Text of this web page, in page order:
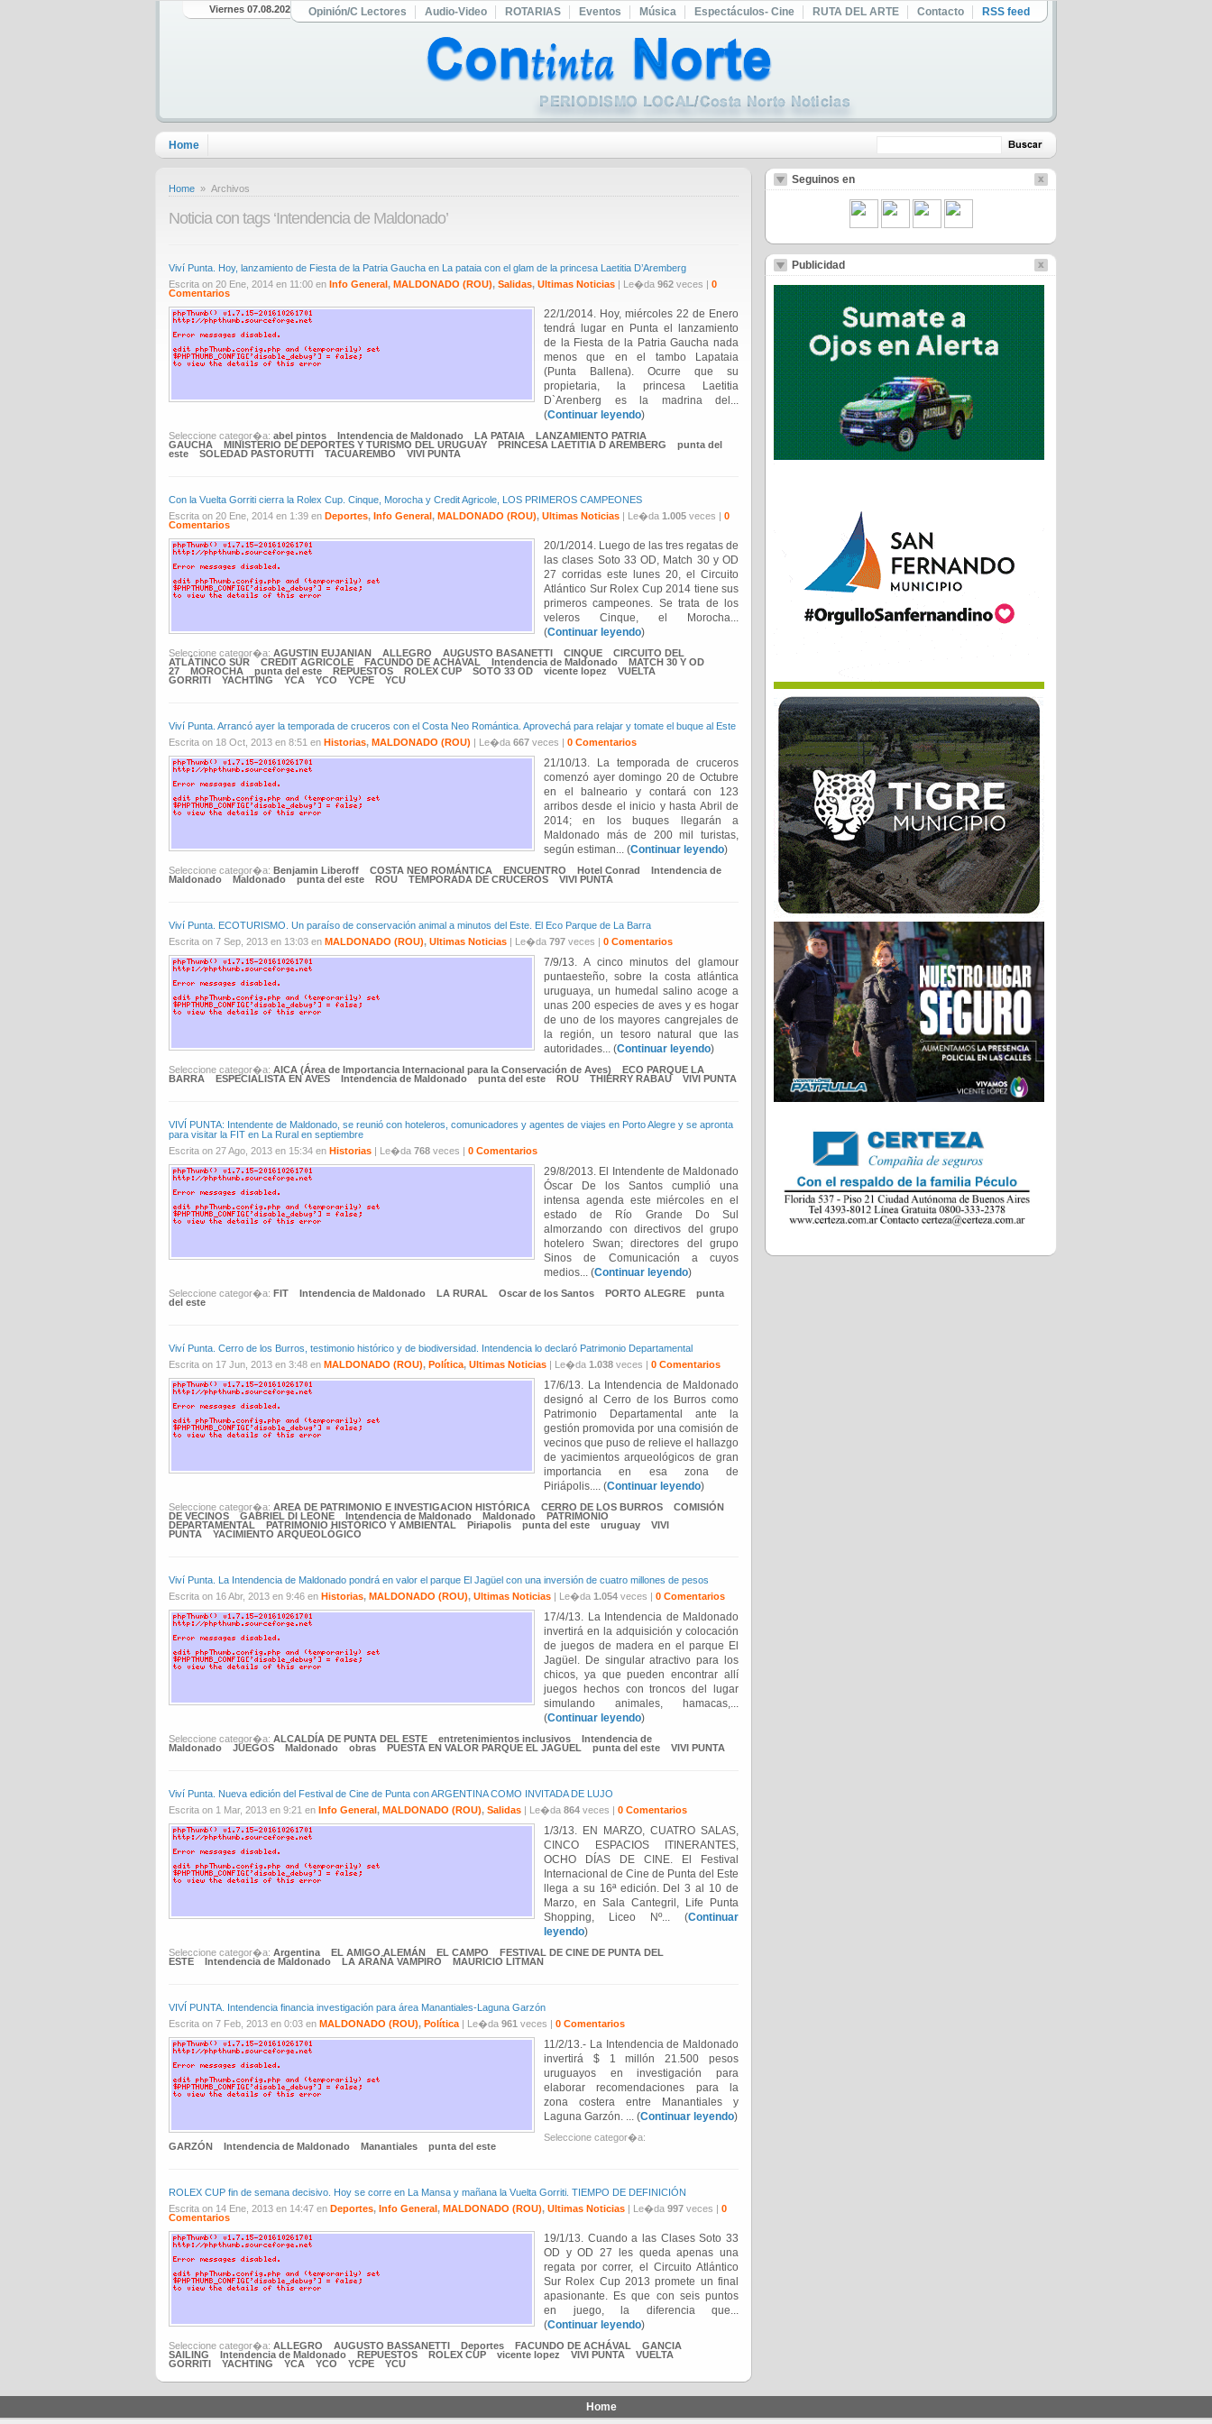
Viernes 07.08.2026 Opinión/C Lectores Audio-Video ROTARIAS Eventos Música Espectáculos- Cine RUTA DEL ARTE Contacto RSS feed
Home
Home » Archivos
Noticia con tags ‘Intendencia de Maldonado’
Viví Punta. Hoy, lanzamiento de Fiesta de la Patria Gaucha en La pataia con el glam de la princesa Laetitia D’Aremberg
Escrita on 20 Ene, 2014 en 11:00 en Info General, MALDONADO (ROU), Salidas, Ultimas Noticias | Le�da 962 veces | 0
Comentarios
22/1/2014. Hoy, miércoles 22 de Enero
tendrá lugar en Punta el lanzamiento
de la Fiesta de la Patria Gaucha nada
menos que en el tambo Lapataia
(Punta Ballena). Ocurre que su
propietaria, la princesa Laetitia
D`Arenberg es la madrina del...
(Continuar leyendo)
Seleccione categor�a: abel pintos Intendencia de Maldonado LA PATAIA
LANZAMIENTO PATRIA
GAUCHA
MINISTERIO DE DEPORTES Y TURISMO DEL URUGUAY PRINCESA LAETITIA D AREMBERG
punta del
este
SOLEDAD PASTORUTTI TACUAREMBO VIVI PUNTA
Con la Vuelta Gorriti cierra la Rolex Cup. Cinque, Morocha y Credit Agricole, LOS PRIMEROS CAMPEONES
Escrita on 20 Ene, 2014 en 1:39 en Deportes, Info General, MALDONADO (ROU), Ultimas Noticias | Le�da 1.005 veces | 0
Comentarios
20/1/2014. Luego de las tres regatas de
las clases Soto 33 OD, Match 30 y OD
27 corridas este lunes 20, el Circuito
Atlántico Sur Rolex Cup 2014 tiene sus
primeros campeones. Se trata de los
veleros Cinque, el Morocha...
(Continuar leyendo)
Seleccione categor�a: AGUSTIN EUJANIAN ALLEGRO AUGUSTO BASANETTI CINQUE
CIRCUITO DEL
ATLÁTINCO SUR
CREDIT AGRICOLE FACUNDO DE ACHÁVAL Intendencia de Maldonado
MATCH 30 Y OD
27
MOROCHA punta del este REPUESTOS ROLEX CUP SOTO 33 OD vicente lopez
VUELTA
GORRITI
YACHTING YCA YCO YCPE YCU
Viví Punta. Arrancó ayer la temporada de cruceros con el Costa Neo Romántica. Aprovechá para relajar y tomate el buque al Este
Escrita on 18 Oct, 2013 en 8:51 en Historias, MALDONADO (ROU) | Le�da 667 veces | 0 Comentarios
21/10/13. La temporada de cruceros
comenzó ayer domingo 20 de Octubre
en el balneario y contará con 123
arribos desde el inicio y hasta Abril de
2014; en los buques llegarán a
Maldonado más de 200 mil turistas,
según estiman... (Continuar leyendo)
Seleccione categor�a: Benjamin Liberoff COSTA NEO ROMÁNTICA ENCUENTRO Hotel Conrad
Intendencia de
Maldonado
Maldonado punta del este ROU TEMPORADA DE CRUCEROS VIVI PUNTA
Viví Punta. ECOTURISMO. Un paraíso de conservación animal a minutos del Este. El Eco Parque de La Barra
Escrita on 7 Sep, 2013 en 13:03 en MALDONADO (ROU), Ultimas Noticias | Le�da 797 veces | 0 Comentarios
7/9/13. A cinco minutos del glamour
puntaesteño, sobre la costa atlántica
uruguaya, un humedal salino acoge a
unas 200 especies de aves y es hogar
de uno de los mayores cangrejales de
la región, un tesoro natural que las
autoridades... (Continuar leyendo)
Seleccione categor�a: AICA (Área de Importancia Internacional para la Conservación de Aves)
ECO PARQUE LA
BARRA
ESPECIALISTA EN AVES Intendencia de Maldonado punta del este ROU THIERRY RABAU VIVI PUNTA
VIVÍ PUNTA: Intendente de Maldonado, se reunió con hoteleros, comunicadores y agentes de viajes en Porto Alegre y se apronta
para visitar la FIT en La Rural en septiembre
Escrita on 27 Ago, 2013 en 15:34 en Historias | Le�da 768 veces | 0 Comentarios
29/8/2013. El Intendente de Maldonado
Óscar De los Santos cumplió una
intensa agenda este miércoles en el
estado de Río Grande Do Sul
almorzando con directivos del grupo
hotelero Swan; directores del grupo
Sinos de Comunicación a cuyos
medios... (Continuar leyendo)
Seleccione categor�a: FIT Intendencia de Maldonado LA RURAL Oscar de los Santos PORTO ALEGRE
punta
del este
Viví Punta. Cerro de los Burros, testimonio histórico y de biodiversidad. Intendencia lo declaró Patrimonio Departamental
Escrita on 17 Jun, 2013 en 3:48 en MALDONADO (ROU), Política, Ultimas Noticias | Le�da 1.038 veces | 0 Comentarios
17/6/13. La Intendencia de Maldonado
designó al Cerro de los Burros como
Patrimonio Departamental ante la
gestión promovida por una comisión de
vecinos que puso de relieve el hallazgo
de yacimientos arqueológicos de gran
importancia en esa zona de
Piriápolis.... (Continuar leyendo)
Seleccione categor�a: AREA DE PATRIMONIO E INVESTIGACION HISTÓRICA CERRO DE LOS BURROS
COMISIÓN
DE VECINOS
GABRIEL DI LEONE Intendencia de Maldonado Maldonado
PATRIMONIO
DEPARTAMENTAL
PATRIMONIO HISTÓRICO Y AMBIENTAL Piriapolis punta del este uruguay
VIVI
PUNTA
YACIMIENTO ARQUEOLÓGICO
Viví Punta. La Intendencia de Maldonado pondrá en valor el parque El Jagüel con una inversión de cuatro millones de pesos
Escrita on 16 Abr, 2013 en 9:46 en Historias, MALDONADO (ROU), Ultimas Noticias | Le�da 1.054 veces | 0 Comentarios
17/4/13. La Intendencia de Maldonado
invertirá en la adquisición y colocación
de juegos de madera en el parque El
Jagüel. De singular atractivo para los
chicos, ya que pueden encontrar allí
juegos hechos con troncos del lugar
simulando animales, hamacas,...
(Continuar leyendo)
Seleccione categor�a: ALCALDÍA DE PUNTA DEL ESTE entretenimientos inclusivos
Intendencia de
Maldonado
JUEGOS Maldonado obras PUESTA EN VALOR PARQUE EL JAGUEL punta del este VIVI PUNTA
Viví Punta. Nueva edición del Festival de Cine de Punta con ARGENTINA COMO INVITADA DE LUJO
Escrita on 1 Mar, 2013 en 9:21 en Info General, MALDONADO (ROU), Salidas | Le�da 864 veces | 0 Comentarios
1/3/13. EN MARZO, CUATRO SALAS,
CINCO ESPACIOS ITINERANTES,
OCHO DÍAS DE CINE. El Festival
Internacional de Cine de Punta del Este
llega a su 16ª edición. Del 3 al 10 de
Marzo, en Sala Cantegril, Life Punta
Shopping, Liceo Nº... (Continuar
leyendo)
Seleccione categor�a: Argentina EL AMIGO ALEMÁN EL CAMPO
FESTIVAL DE CINE DE PUNTA DEL
ESTE
Intendencia de Maldonado LA ARAÑA VAMPIRO MAURICIO LITMAN
VIVÍ PUNTA. Intendencia financia investigación para área Manantiales-Laguna Garzón
Escrita on 7 Feb, 2013 en 0:03 en MALDONADO (ROU), Política | Le�da 961 veces | 0 Comentarios
11/2/13.- La Intendencia de Maldonado
invertirá $ 1 millón 21.500 pesos
uruguayos en investigación para
elaborar recomendaciones para la
zona costera entre Manantiales y
Laguna Garzón. ... (Continuar leyendo)
Seleccione categor�a:
GARZÓN
Intendencia de Maldonado Manantiales punta del este
ROLEX CUP fin de semana decisivo. Hoy se corre en La Mansa y mañana la Vuelta Gorriti. TIEMPO DE DEFINICIÓN
Escrita on 14 Ene, 2013 en 14:47 en Deportes, Info General, MALDONADO (ROU), Ultimas Noticias | Le�da 997 veces | 0
Comentarios
19/1/13. Cuando a las Clases Soto 33
OD y OD 27 les queda apenas una
regata por correr, el Circuito Atlántico
Sur Rolex Cup 2013 promete un final
apasionante. Es que con seis puntos
en juego, la diferencia que...
(Continuar leyendo)
Seleccione categor�a: ALLEGRO AUGUSTO BASSANETTI Deportes FACUNDO DE ACHÁVAL
GANCIA
SAILING
Intendencia de Maldonado REPUESTOS ROLEX CUP vicente lopez VIVI PUNTA
VUELTA
GORRITI
YACHTING YCA YCO YCPE YCU
Seguinos en
Publicidad
Home